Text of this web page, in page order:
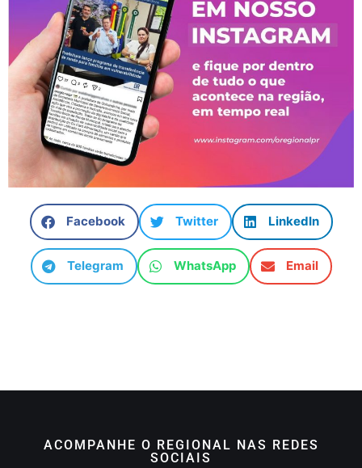
Facebook Twitter LinkedIn
Telegram WhatsApp Email
ACOMPANHE O REGIONAL NAS REDES
SOCIAIS